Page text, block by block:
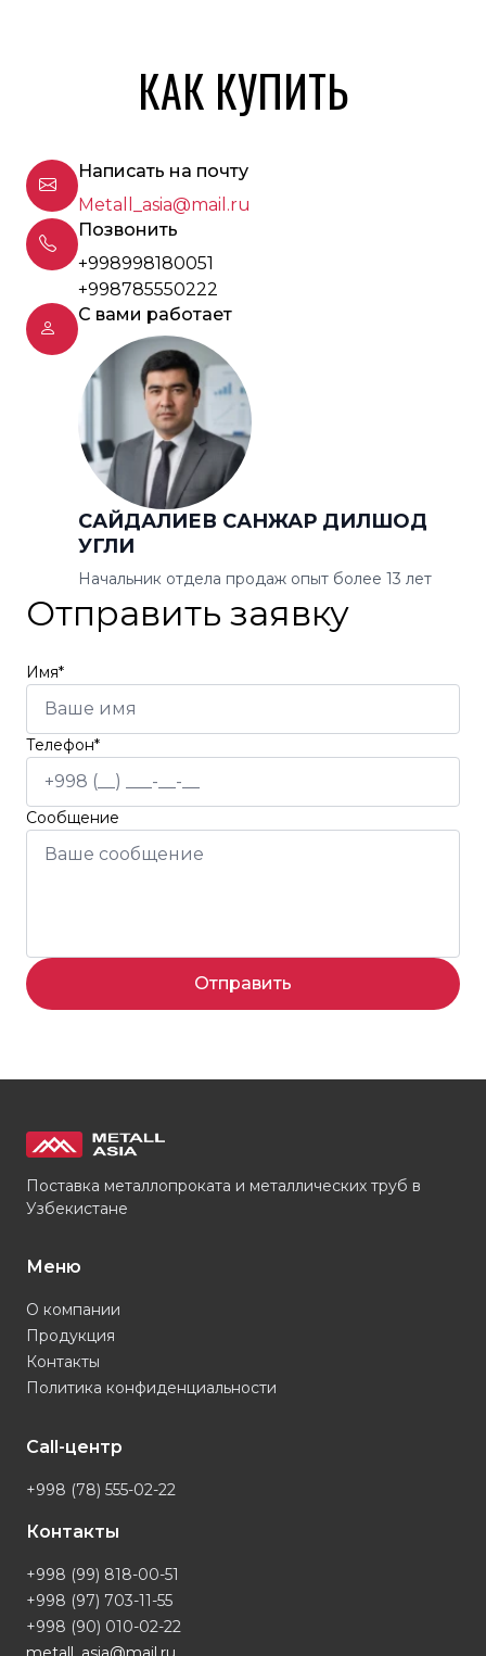
КАК КУПИТЬ
Написать на почту
Metall_asia@mail.ru
Позвонить
+998998180051
+998785550222
С вами работает
САЙДАЛИЕВ САНЖАР ДИЛШОД
УГЛИ
Начальник отдела продаж опыт более 13 лет
Отправить заявку
Имя*
Телефон*
Сообщение
Отправить
Поставка металлопроката и металлических труб в
Узбекистане
Меню
О компании
Продукция
Контакты
Политика конфиденциальности
Call-центр
+998 (78) 555-02-22
Контакты
+998 (99) 818-00-51
+998 (97) 703-11-55
+998 (90) 010-02-22